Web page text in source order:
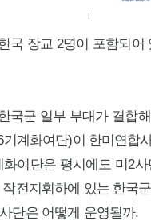
국 장교 2명이 포함되
국군 일부 부대가 결합
기계화여단)이 한미연합
화여단은 평시에도 미2
전지휘하에 있는 한국
단은 어떻게 운영될까.